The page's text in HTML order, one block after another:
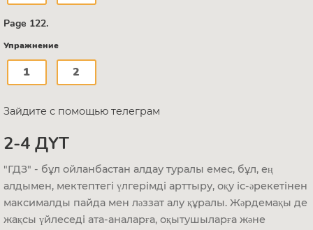
Page 122.
Упражнение
1 2
Зайдите с помощью телеграм
2-4 ДҮТ
"ГДЗ" - бұл ойланбастан алдау туралы емес, бұл, ең
алдымен, мектептегі үлгерімді арттыру, оқу іс-әрекетінен
максималды пайда мен ләззат алу құралы. Жәрдемақы де
жақсы үйлеседі ата-аналарға, оқытушыларға және